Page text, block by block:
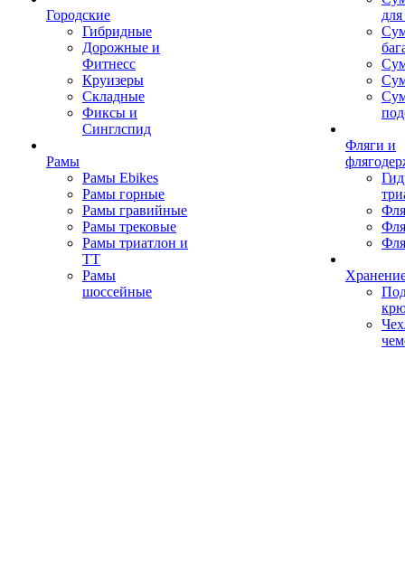
Городские
Гибридные
Дорожные и
Фитнесс
Круизеры
Складные
Фиксы и
Синглспид
Рамы
Рамы Ebikes
Рамы горные
Рамы гравийные
Рамы трековые
Рамы триатлон и
ТТ
Рамы
шоссейные
Фляги и